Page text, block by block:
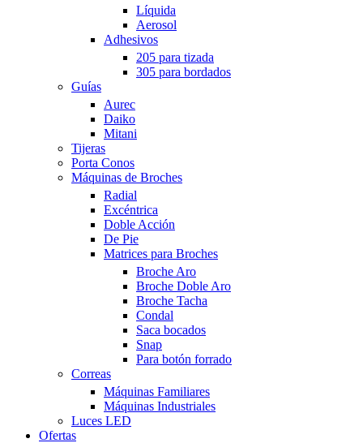
Líquida
Aerosol
Adhesivos
205 para tizada
305 para bordados
Guías
Aurec
Daiko
Mitani
Tijeras
Porta Conos
Máquinas de Broches
Radial
Excéntrica
Doble Acción
De Pie
Matrices para Broches
Broche Aro
Broche Doble Aro
Broche Tacha
Condal
Saca bocados
Snap
Para botón forrado
Correas
Máquinas Familiares
Máquinas Industriales
Luces LED
Ofertas